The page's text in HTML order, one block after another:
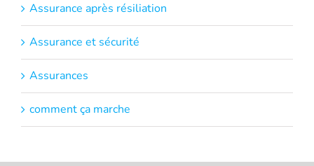
Assurance après résiliation
Assurance et sécurité
Assurances
comment ça marche